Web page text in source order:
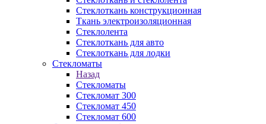
Стеклоткань конструкционная
Ткань электроизоляционная
Стеклолента
Стеклоткань для авто
Стеклоткань для лодки
Стекломаты
Назад
Стекломаты
Стекломат 300
Стекломат 450
Стекломат 600